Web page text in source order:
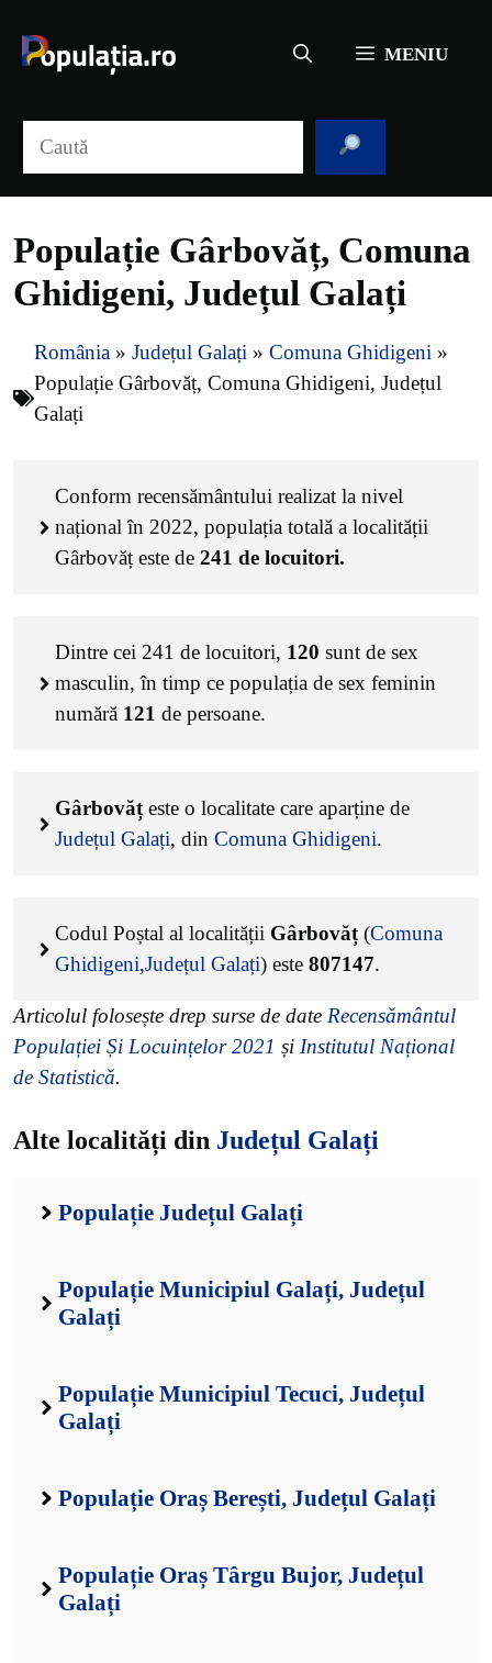
conținut
MENIU
Populație Gârbovăț, Comuna
Ghidigeni, Județul Galați
România » Județul Galați » Comuna Ghidigeni »
Populație Gârbovăț, Comuna Ghidigeni, Județul
Galați
Conform recensământului realizat la nivel
național în 2022, populația totală a localității
Gârbovăț este de 241 de locuitori.
Dintre cei 241 de locuitori, 120 sunt de sex
masculin, în timp ce populația de sex feminin
numără 121 de persoane.
Gârbovăț este o localitate care aparține de
Județul Galați, din Comuna Ghidigeni.
Codul Poștal al localității Gârbovăț (Comuna
Ghidigeni,Județul Galați) este 807147.
Articolul folosește drep surse de date Recensământul
Populației Și Locuințelor 2021 și Institutul Național
de Statistică.
Alte localități din Județul Galați
Populație Județul Galați
Populație Municipiul Galați, Județul
Galați
Populație Municipiul Tecuci, Județul
Galați
Populație Oraș Berești, Județul Galați
Populație Oraș Târgu Bujor, Județul
Galați